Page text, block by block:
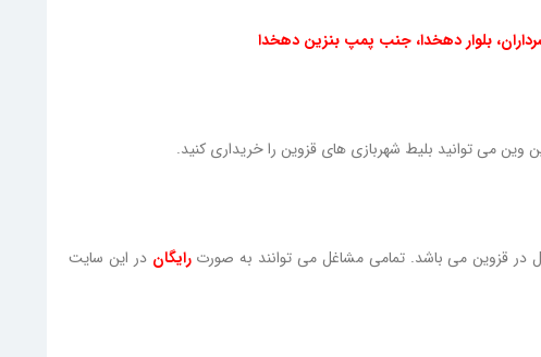
بلوار دهخدا، جنب پمپ بنزین دهخدا
وین می توانید بلیط شهربازی های قزوین را خریداری کنید.
در قزوین می باشد. تمامی مشاغل می توانند به صورترایگاندر این سایت